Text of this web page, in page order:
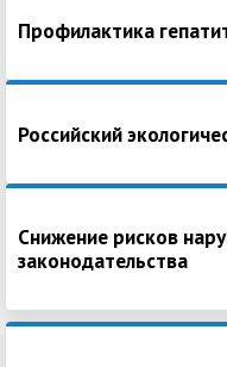
Профилактика
Российский
Снижение рисков
законодательства